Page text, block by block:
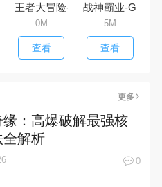
刷红包
王者大冒险-送千元真充
0M
查看
战神霸业-GM免
5M
查看
更多
缘：高爆破解最强核
全解析
0